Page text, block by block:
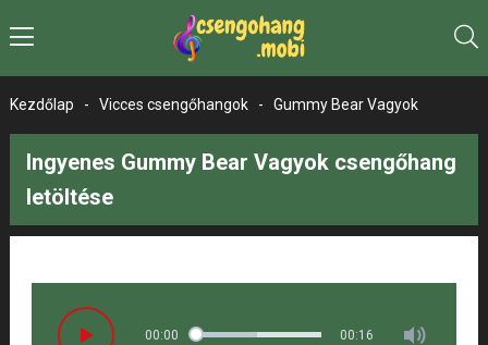
Kezdőlap - Vicces csengőhangok - Gummy Bear Vagyok
Ingyenes Gummy Bear Vagyok csengőhang
letöltése
00:00 00:16